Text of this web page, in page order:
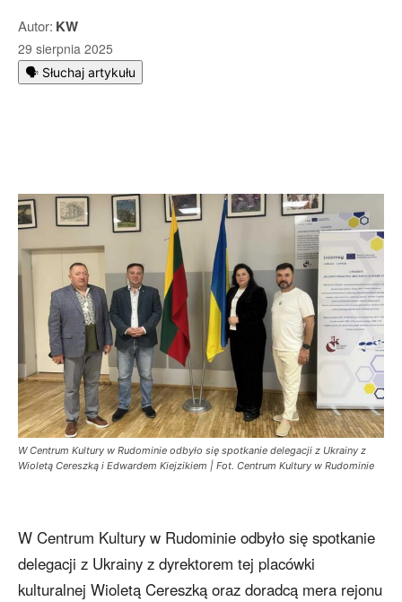
Autor: KW
29 sierpnia 2025
🗣️ Słuchaj artykułu
W Centrum Kultury w Rudominie odbyło się spotkanie delegacji z Ukrainy z
Wioletą Cereszką i Edwardem Kiejzikiem | Fot. Centrum Kultury w Rudominie
W Centrum Kultury w Rudominie odbyło się spotkanie
delegacji z Ukrainy z dyrektorem tej placówki
kulturalnej Wioletą Cereszką oraz doradcą mera rejonu